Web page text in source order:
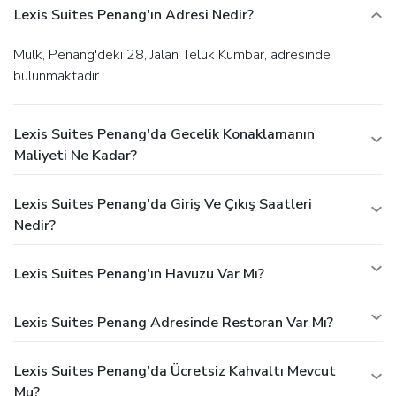
Lexis Suites Penang'ın Adresi Nedir?
Mülk, Penang'deki 28, Jalan Teluk Kumbar, adresinde
bulunmaktadır.
Lexis Suites Penang'da Gecelik Konaklamanın
Maliyeti Ne Kadar?
Lexis Suites Penang'da Giriş Ve Çıkış Saatleri
Nedir?
Lexis Suites Penang'ın Havuzu Var Mı?
Lexis Suites Penang Adresinde Restoran Var Mı?
Lexis Suites Penang'da Ücretsiz Kahvaltı Mevcut